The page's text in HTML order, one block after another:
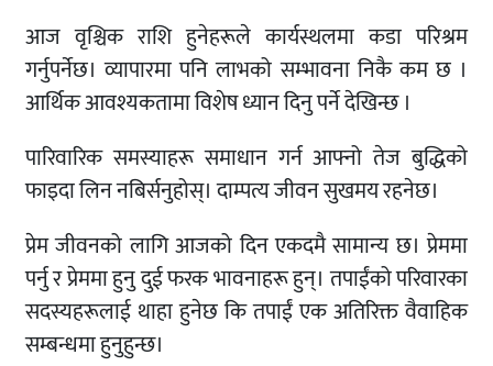
आज वृश्चिक राशि हुनेहरूले कार्यस्थलमा कडा परिश्रम
गर्नुपर्नेछ। व्यापारमा पनि लाभको सम्भावना निकै कम छ ।
आर्थिक आवश्यकतामा विशेष ध्यान दिनु पर्ने देखिन्छ ।
पारिवारिक समस्याहरू समाधान गर्न आफ्नो तेज बुद्धिको
फाइदा लिन नबिर्सनुहोस्। दाम्पत्य जीवन सुखमय रहनेछ।
प्रेम जीवनको लागि आजको दिन एकदमै सामान्य छ। प्रेममा
पर्नु र प्रेममा हुनु दुई फरक भावनाहरू हुन्। तपाईंको परिवारका
सदस्यहरूलाई थाहा हुनेछ कि तपाईं एक अतिरिक्त वैवाहिक
सम्बन्धमा हुनुहुन्छ।